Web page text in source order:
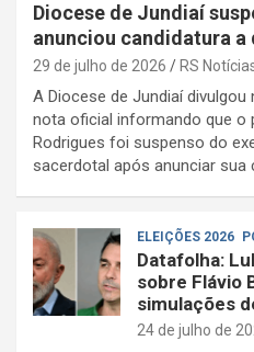
Diocese de Jundiaí
anunciou candidatura a
29 de julho de 2026 RS
A Diocese de Jundiaí
nota oficial informando que o
Rodrigues foi suspenso do
sacerdotal após anunciar sua
ELEIÇÕES 2026
Datafolha:
sobre Flávio
simulações
24 de julho de